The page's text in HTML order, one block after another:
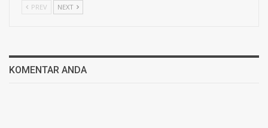
PREV NEXT
KOMENTAR ANDA